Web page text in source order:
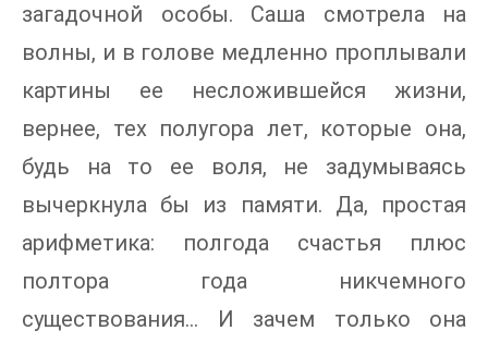
загадочной особы. Саша смотрела на
волны, и в голове медленно проплывали
картины ее несложившейся жизни,
вернее, тех полугора лет, которые она,
будь на то ее воля, не задумываясь
вычеркнула бы из памяти. Да, простая
арифметика: полгода счастья плюс
полтора года никчемного
существования… И зачем только она